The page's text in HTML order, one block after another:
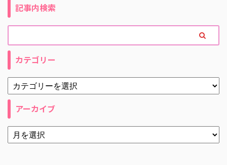
記事内検索
カテゴリー
アーカイブ